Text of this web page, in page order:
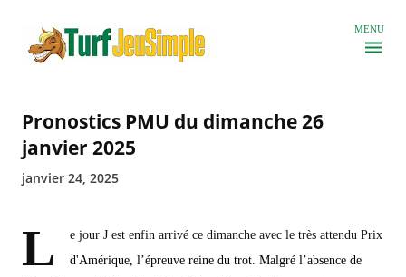
MENU
Pronostics PMU du dimanche 26
janvier 2025
janvier 24, 2025
L
e jour J est enfin arrivé ce dimanche avec le très attendu Prix
d'Amérique, l’épreuve reine du trot. Malgré l’absence de